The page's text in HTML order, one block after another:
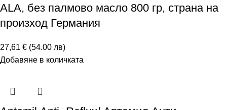
ALA, без палмово масло 800 гр, страна на
произход Германия
27,61 € (54.00 лв)
Добавяне в количката